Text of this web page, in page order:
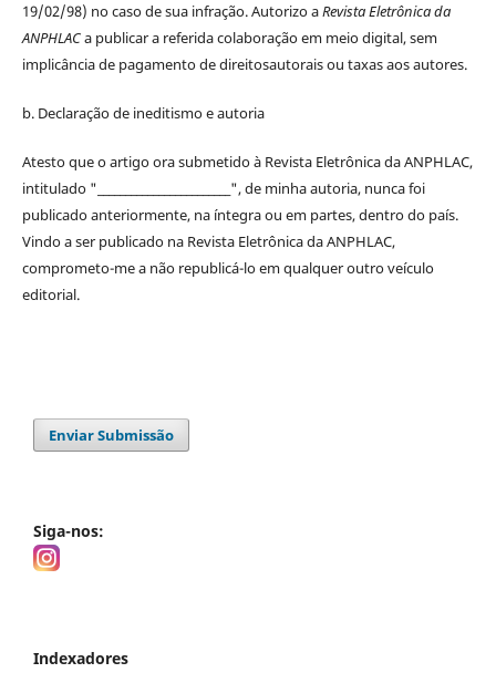
19/02/98) no caso de sua infração. Autorizo aRevista Eletrônica da
ANPHLACa publicar a referida colaboração em meio digital, sem
implicância de pagamento dedireitosautoraisou taxas aos autores.
b. Declaração de ineditismo e autoria
Atesto que o artigo ora submetido à Revista Eletrônica da ANPHLAC,
intitulado "________________________", de minha autoria, nunca foi
publicado anteriormente, na íntegra ou em partes, dentrodo país.
Vindo a ser publicado na Revista Eletrônica da ANPHLAC,
comprometo-me a não republicá-lo em qualquer outro veículo
editorial.
Enviar Submissão
Siga-nos:
Indexadores